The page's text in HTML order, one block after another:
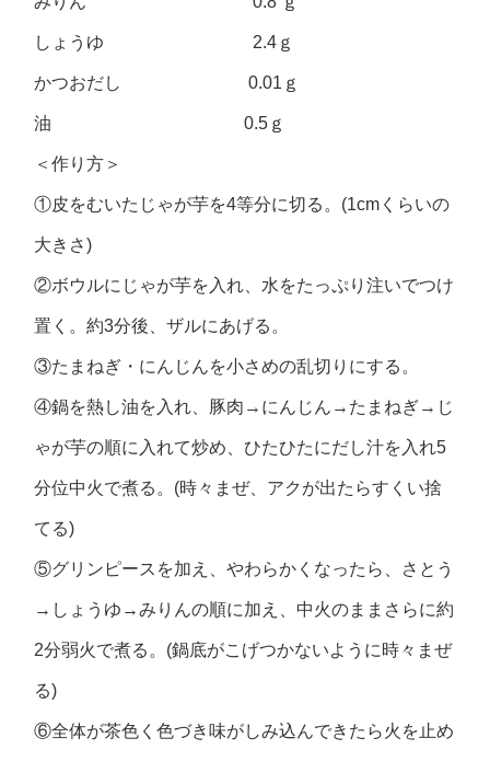
しょうゆ 2.4ｇ
かつおだし 0.01ｇ
油 0.5ｇ
＜作り方＞
①皮をむいたじゃが芋を4等分に切る。(1cmくらいの
大きさ)
②ボウルにじゃが芋を入れ、水をたっぷり注いでつけ
置く。約3分後、ザルにあげる。
③たまねぎ・にんじんを小さめの乱切りにする。
④鍋を熱し油を入れ、豚肉→にんじん→たまねぎ→じ
ゃが芋の順に入れて炒め、ひたひたにだし汁を入れ5
分位中火で煮る。(時々まぜ、アクが出たらすくい捨
てる)
⑤グリンピースを加え、やわらかくなったら、さとう
→しょうゆ→みりんの順に加え、中火のままさらに約
2分弱火で煮る。(鍋底がこげつかないように時々まぜ
る)
⑥全体が茶色く色づき味がしみ込んできたら火を止め